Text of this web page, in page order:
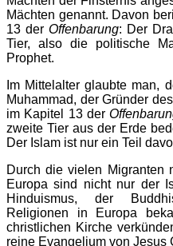
Mächten genannt. Davon
13 der Offenbarung: Der
Tier, also die politische
Prophet.
Im Mittelalter glaubte man,
Muhammad, der Gründer
im Kapitel 13 der
zweite Tier aus der Erde
Der Islam ist nur ein Teil
Durch die vielen Migranten
Europa sind nicht nur der
Hinduismus, der
Religionen in Europa
christlichen Kirche
reine Evangelium von Jesus